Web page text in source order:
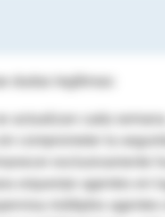
dudas legítimas:
actualizan cada semana.
comprometer la
exclusivamente
orquestar agentes en
múltiples agentes